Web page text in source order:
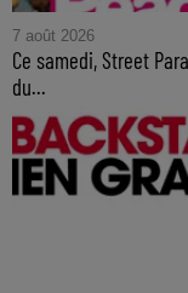
7 août 2026
Ce samedi, Street
du...